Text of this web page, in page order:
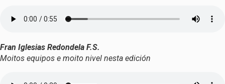
Fran Iglesias Redondela F.S.
Moitos equipos e moito nivel nesta edición